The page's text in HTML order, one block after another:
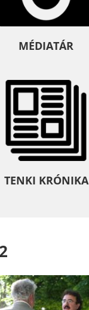
MÉDIATÁR
TENKI KRÓNIKA